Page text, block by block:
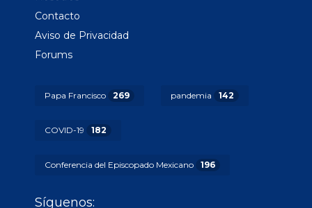
Contacto
Aviso de Privacidad
Forums
Papa Francisco 269 pandemia 142
COVID-19 182
Conferencia del Episcopado Mexicano 196
Síguenos: